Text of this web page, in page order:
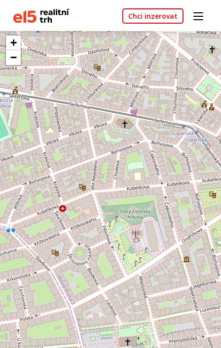
Chci inzerovat
+
−